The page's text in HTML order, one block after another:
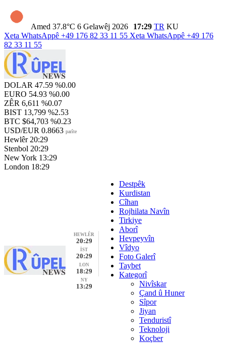
Amed 37.8°C 6 Gelawêj 2026 17:29 TR KU
Xeta WhatsAppê +49 176 82 33 11 55 Xeta WhatsAppê +49 176
82 33 11 55
DOLAR 47.59 %0.00
EURO 54.93 %0.00
ZÊR 6,611 %0.07
BIST 13,799 %2.53
BTC $64,703 %0.23
USD/EUR 0.8663 parîte
Hewlêr 20:29
Stenbol 20:29
New York 13:29
London 18:29
HEWLÊR
20:29
İST
20:29
LON
18:29
NY
13:29
Destpêk
Kurdistan
Cîhan
Rojhilata Navîn
Tirkiye
Aborî
Hevpeyvîn
Vîdyo
Foto Galerî
Taybet
Kategorî
Nivîskar
Çand û Huner
Sîpor
Jiyan
Tenduristî
Teknoloji
Koçber